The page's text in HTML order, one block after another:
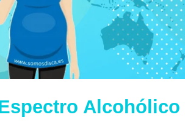
Alcohólico